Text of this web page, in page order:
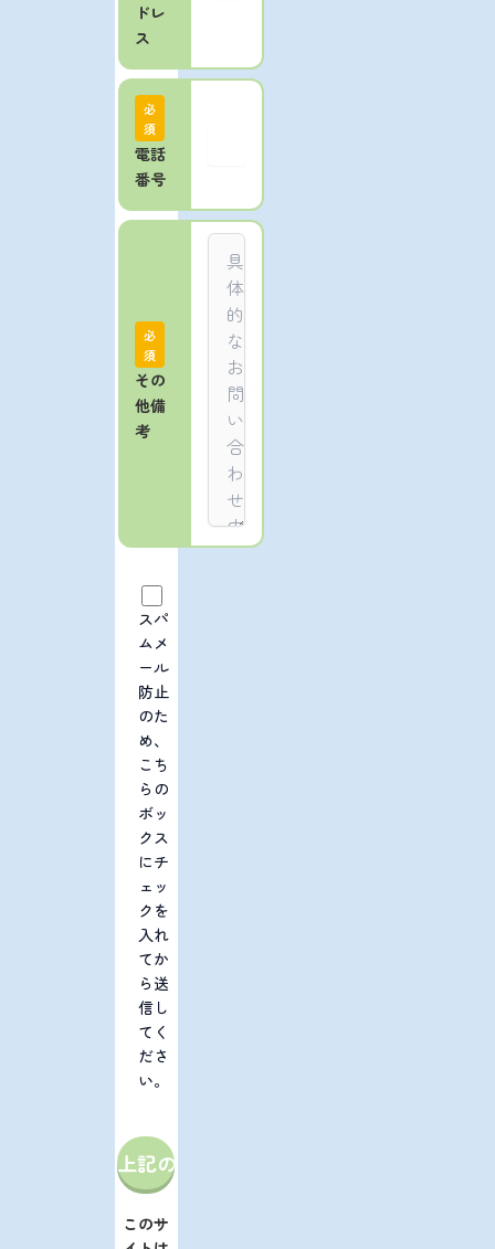
ドレ
ス
必
須
電話
番号
必
須
その
他備
考
スパ
ムメ
ール
防止
のた
め、
こち
らの
ボッ
クス
にチ
ェッ
クを
入れ
てか
ら送
信し
てく
ださ
い。
このサ